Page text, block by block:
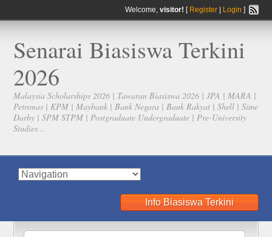
Welcome, visitor! [ Register| Login ]
Senarai Biasiswa Terkini
2026
Malaysia Scholarships 2026 | Tawaran Biasiswa 2026 | JPA | MARA |
Petronas | KPM | Maybank | Bank Negara | Bank Rakyat | Shell | Sime
Darby | SPM STPM | Postgraduate Undergraduate | Pre-University
Studies ..
Info Biasiswa Terkini